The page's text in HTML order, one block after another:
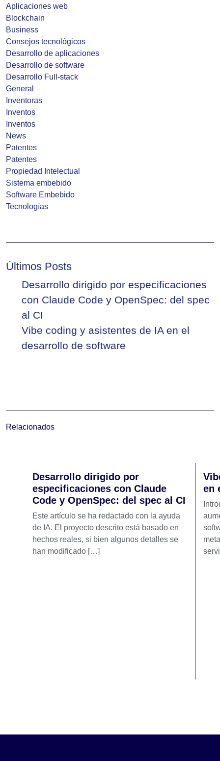
Aplicaciones web
Blockchain
Business
Consejos tecnológicos
Desarrollo de aplicaciones
Desarrollo de software
Desarrollo Full-stack
General
Inventoras
Inventos
Inventos
News
Patentes
Patentes
Propiedad Intelectual
Sistema embebido
Software Embebido
Tecnologías
Últimos Posts
Desarrollo dirigido por especificaciones
con Claude Code y OpenSpec: del spec
al CI
Vibe coding y asistentes de IA en el
desarrollo de software
Relacionados
Desarrollo dirigido por
especificaciones con Claude
Code y OpenSpec: del spec al CI
Este artículo se ha redactado con la ayuda
de IA. El proyecto descrito está basado en
hechos reales, si bien algunos detalles se
han modificado […]
en